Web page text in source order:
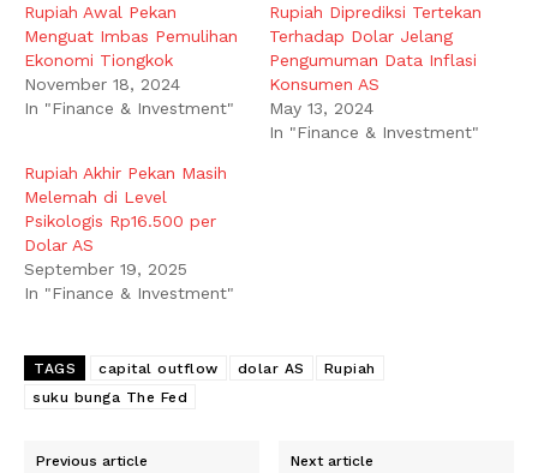
Rupiah Awal Pekan
Menguat Imbas Pemulihan
Ekonomi Tiongkok
November 18, 2024
In "Finance & Investment"
Rupiah Diprediksi Tertekan
Terhadap Dolar Jelang
Pengumuman Data Inflasi
Konsumen AS
May 13, 2024
In "Finance & Investment"
Rupiah Akhir Pekan Masih
Melemah di Level
Psikologis Rp16.500 per
Dolar AS
September 19, 2025
In "Finance & Investment"
TAGS capital outflow dolar AS
Rupiah
suku bunga The Fed
Previous article Next article